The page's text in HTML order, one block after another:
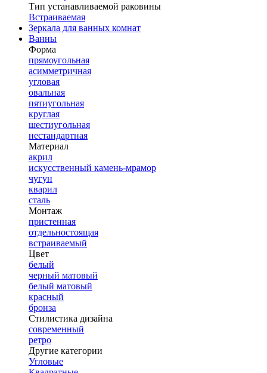
Тип устанавливаемой раковины
Встраиваемая
Зеркала для ванных комнат
Ванны
Форма
прямоугольная
асимметричная
угловая
овальная
пятиугольная
круглая
шестиугольная
нестандартная
Материал
акрил
искусственный камень-мрамор
чугун
кварил
сталь
Монтаж
пристенная
отдельностоящая
встраиваемый
Цвет
белый
черный матовый
белый матовый
красный
бронза
Стилистика дизайна
современный
ретро
Другие категории
Угловые